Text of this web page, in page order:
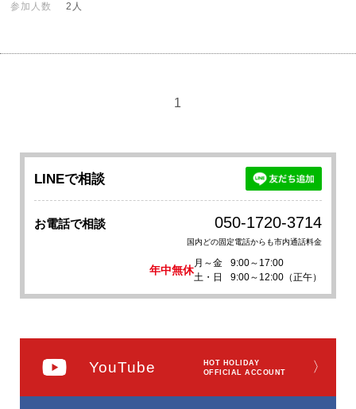
参加人数
2人
1
LINEで相談
お電話で相談 050-1720-3714
国内どの固定電話からも市内通話料金
年中無休
月～金
9:00～17:00
土・日
9:00～12:00（正午）
YouTube
HOT HOLIDAY
OFFICIAL ACCOUNT
〉